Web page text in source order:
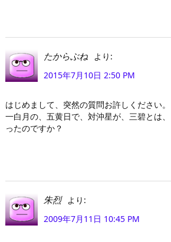
たからぶね
より:
2015年7月10日 2:50 PM
はじめまして、突然の質問お許しください。
一白月の、五黄日で、対沖星が、三碧とは
ったのですか？
朱烈
より:
2009年7月11日 10:45 PM